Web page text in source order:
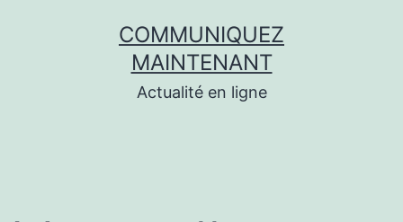
COMMUNIQUEZ
MAINTENANT
Actualité en ligne